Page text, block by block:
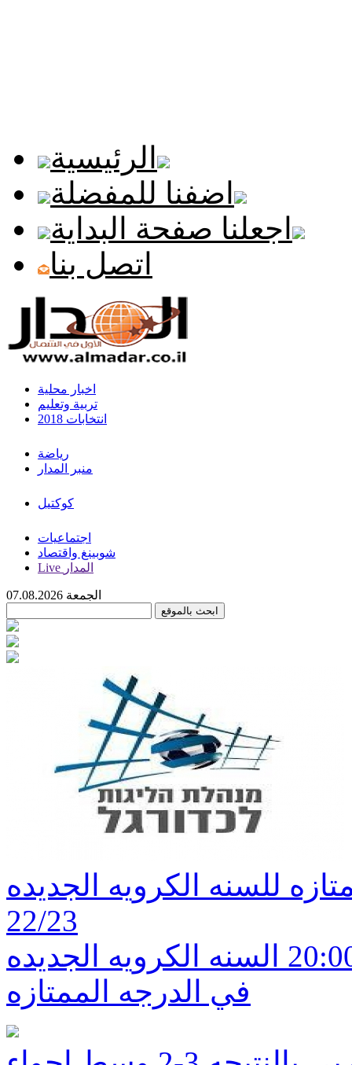
الرئيسية
اضفنا للمفضلة
اجعلنا صفحة البداية
اتصل بنا
اخبار محلية
تربية وتعليم
انتخابات 2018
رياضة
منبر المدار
كوكتيل
اجتماعيات
شوبينغ واقتصاد
Live المدار
للسنه الكرويه الجديده
22/23
تنطلق مساء اليوم تمام الساعه 20:00 السنه الكرويه الجديده
في الدرجه الممتازه